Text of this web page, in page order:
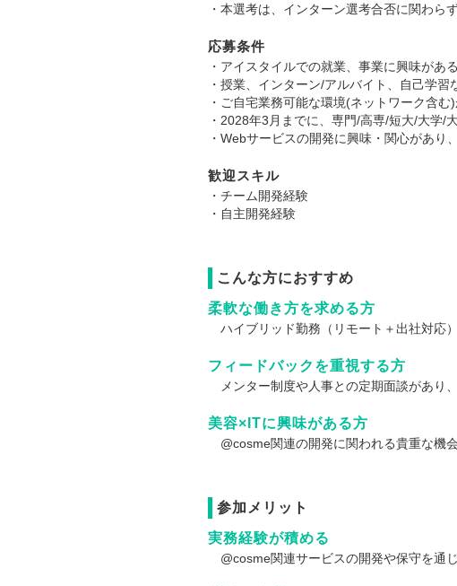
・本選考は、インターン選考合否に関わら
応募条件
・アイスタイルでの就業、事業に興味があ
・授業、インターン/アルバイト、自己学
・ご自宅業務可能な環境(ネットワーク含む
・2028年3月までに、専門/高専/短大/大学
・Webサービスの開発に興味・関心があり
歓迎スキル
・チーム開発経験
・自主開発経験
こんな方におすすめ
柔軟な働き方を求める方
ハイブリッド勤務（リモート＋出社対応
フィードバックを重視する方
メンター制度や人事との定期面談があり
美容×ITに興味がある方
@cosme関連の開発に関われる貴重な機
参加メリット
実務経験が積める
@cosme関連サービスの開発や保守を通